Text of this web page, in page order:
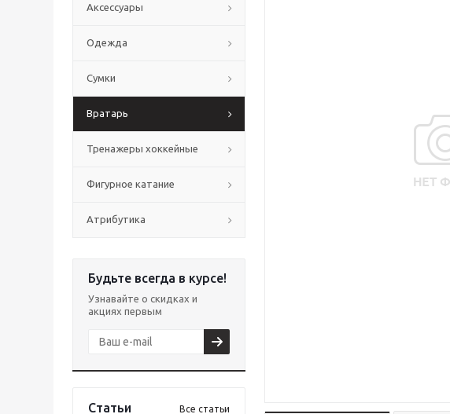
Аксессуары
Одежда
Сумки
Вратарь
Тренажеры хоккейные
Фигурное катание
Атрибутика
Будьте всегда в курсе!
Узнавайте о скидках и
акциях первым
Статьи Все статьи